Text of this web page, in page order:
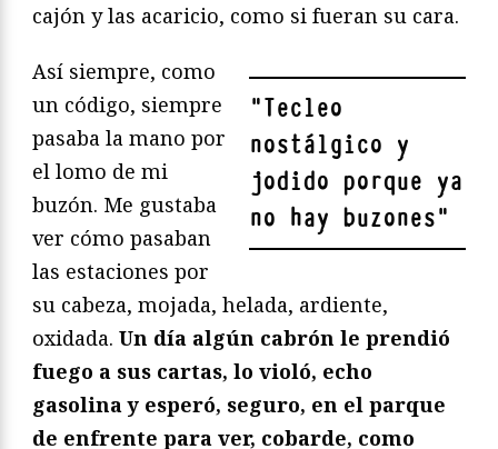
cajón y las acaricio, como si fueran su cara.
"Tecleo
nostálgico y
jodido porque ya
no hay buzones"
Así siempre, como
un código, siempre
pasaba la mano por
el lomo de mi
buzón. Me gustaba
ver cómo pasaban
las estaciones por
su cabeza, mojada, helada, ardiente,
oxidada. Un día algún cabrón le prendió
fuego a sus cartas, lo violó, echo
gasolina y esperó, seguro, en el parque
de enfrente para ver, cobarde, como